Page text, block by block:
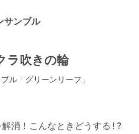
サンブル
ラ吹きの輪
ル「グリーンリーフ」
消！こんなときどうする!?